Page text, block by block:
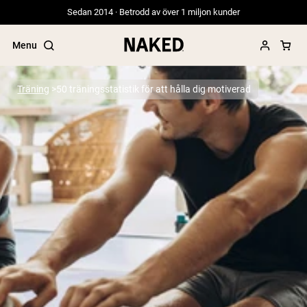
Sedan 2014 · Betrodd av över 1 miljon kunder
Menu
Populära söktermer
”Protein Powder“
”Overnight Oats“
”Vegan protein“
”Collagen“
”Micellar Casein“
PROTEIN POWDERSBest Seller
Gräsbetat vassleprotein
Vassleisolat från gräsbetande djur
Getproteinpulver från get
Träning 50 träningsstatistik för att hålla dig motiverad